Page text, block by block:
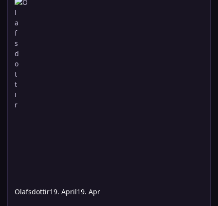
Olafsdottir19. April19. Apr